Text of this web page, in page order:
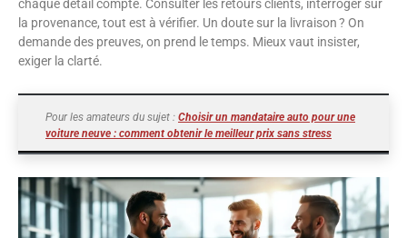
chaque détail compte. Consulter les retours clients, interroger sur
la provenance, tout est à vérifier. Un doute sur la livraison ? On
demande des preuves, on prend le temps. Mieux vaut insister,
exiger la clarté.
Pour les amateurs du sujet : Choisir un mandataire auto pour une
voiture neuve : comment obtenir le meilleur prix sans stress